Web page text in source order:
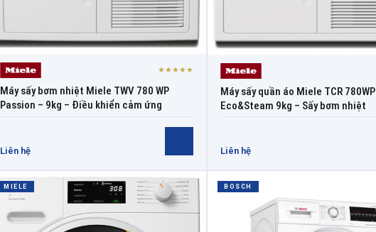
★★★★★
Máy sấy bơm nhiệt Miele TWV 780 WP
Passion – 9kg – Điều khiển cảm ứng
Liên hệ
Máy sấy quần áo Miele TCR 780WP
Eco&Steam 9kg – Sấy bơm nhiệt
Liên hệ
MIELE BOSCH